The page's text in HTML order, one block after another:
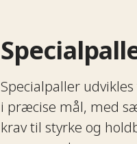
Specialpaller​​​​‌
Specialpaller
i præcise mål, med
krav til styrke og